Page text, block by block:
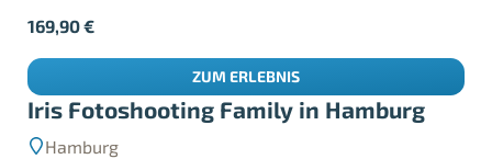
Iris Fotoshooting Family in Hamburg
Hamburg
169,90€
ZUM ERLEBNIS